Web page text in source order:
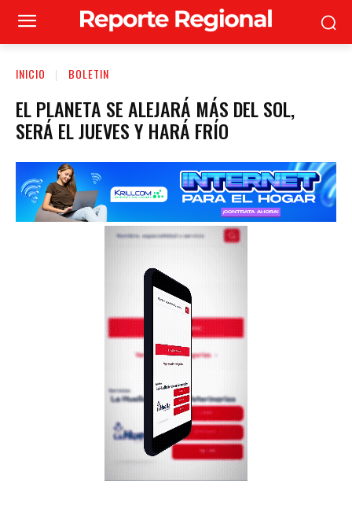
INICIO BOLETIN
EL PLANETA SE ALEJARÁ MÁS DEL SOL,
SERÁ EL JUEVES Y HARÁ FRÍO